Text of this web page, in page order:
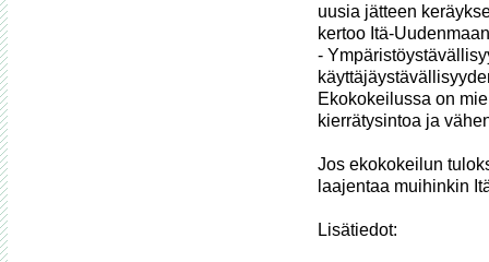
uusia jätteen
kertoo Itä-
-
Ekokokeilussa on
kierrätysintoa ja
Jos ekokokeilun
laajentaa muihinkin
Lisätiedot: